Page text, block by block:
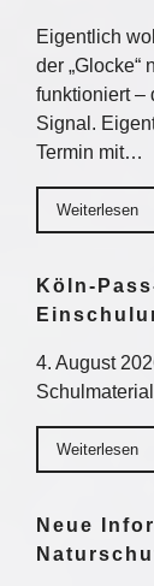
Eigentlich
der „Glocke“
funktioniert –
Signal.
Termin mit…
Weiterlesen
Köln-
4. August
Weiterlesen
Neue